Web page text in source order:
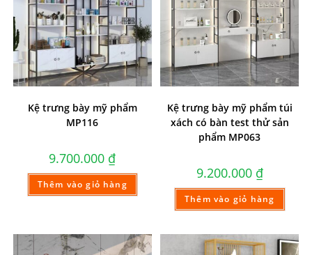
Kệ trưng bày mỹ phẩm
MP116
9.700.000 ₫
Thêm vào giỏ hàng
Kệ trưng bày mỹ phẩm túi
xách có bàn test thử sản
phẩm MP063
9.200.000 ₫
Thêm vào giỏ hàng